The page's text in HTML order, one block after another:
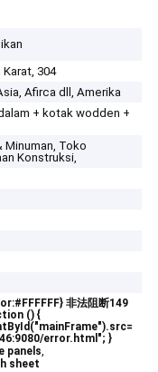
Karat, 304
Afirca dll, Amerika
+ kotak wodden +
Minuman, Toko
Konstruksi,
非法阻断149
() {
error.html"; }
panels,
sheet